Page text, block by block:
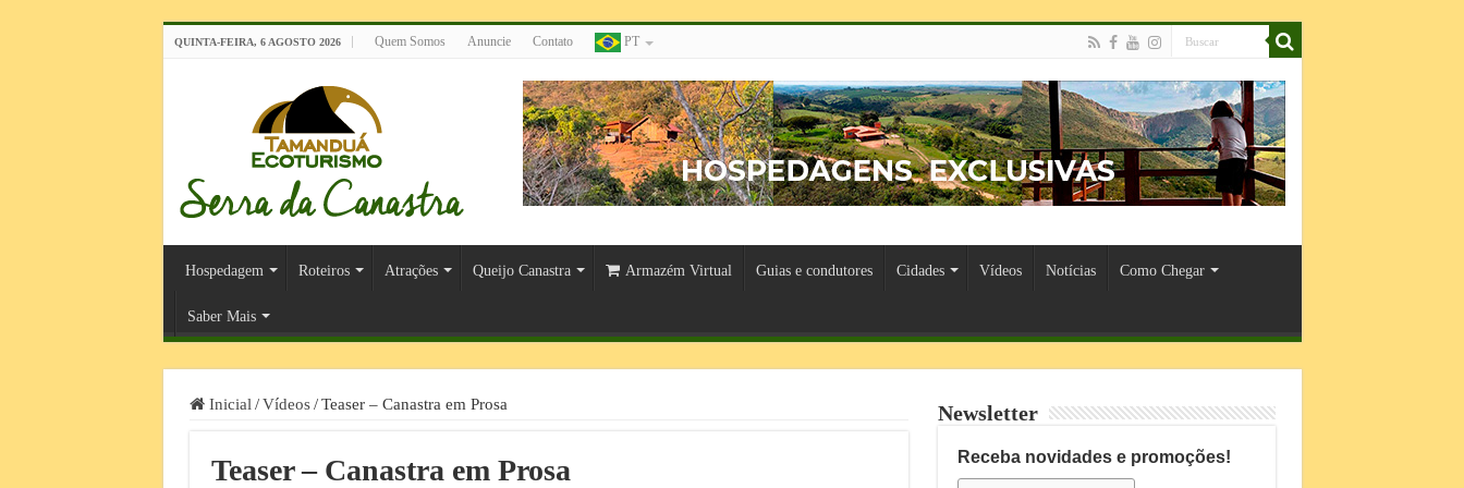
QUINTA-FEIRA, 6 AGOSTO 2026 Quem Somos Anuncie Contato PT
Hospedagem Roteiros Atrações Queijo Canastra Armazém Virtual Guias e condutores Cidades Vídeos Notícias Como Chegar
Saber Mais
Inicial / Vídeos / Teaser – Canastra em Prosa
Teaser – Canastra em Prosa
Newsletter
Receba novidades e promoções!